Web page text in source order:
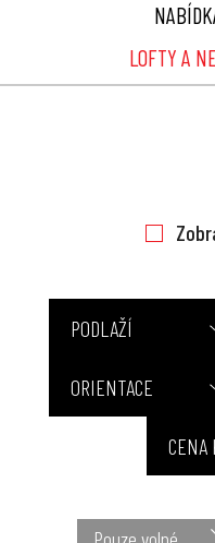
LOFTY A
PODLAŽÍ
ORIENTACE
CENA